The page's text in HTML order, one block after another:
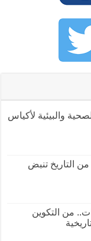
والبيئية لأكياس
التاريخ تنبض
من التكوين